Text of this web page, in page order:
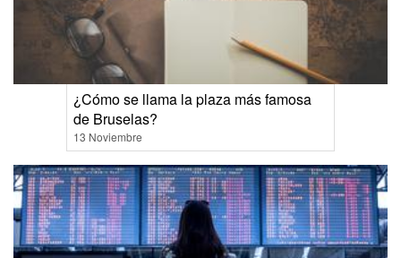
¿Cómo se llama la plaza más famosa
de Bruselas?
13 Noviembre